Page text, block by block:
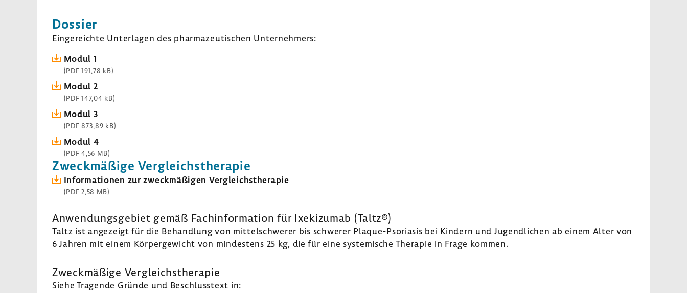
Dossier
Einge­reichte Unter­lagen des phar­ma­zeu­ti­schen Unter­neh­mers:
Modul 1
(PDF 191,78 kB)
Modul 2
(PDF 147,04 kB)
Modul 3
(PDF 873,89 kB)
Modul 4
(PDF 4,56 MB)
Zweck­mä­ßige Vergleichs­the­rapie
Infor­ma­tionen zur zweck­mä­ßigen Vergleichs­the­rapie
(PDF 2,58 MB)
Anwen­dungs­ge­biet gemäß Fach­in­for­ma­tion für Ixeki­zumab (Taltz®)
Taltz ist ange­zeigt für die Behand­lung von mittel­schwerer bis schwerer Plaque-​Psoriasis bei Kindern und Jugend­li­chen ab einem Alter von
6 Jahren mit einem Körper­ge­wicht von mindes­tens 25 kg, die für eine syste­mi­sche Therapie in Frage kommen.
Zweck­mä­ßige Vergleichs­the­rapie
Siehe Tragende Gründe und Beschluss­text in: